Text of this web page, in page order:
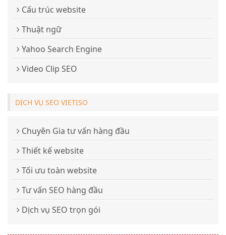
Cấu trúc website
Thuật ngữ
Yahoo Search Engine
Video Clip SEO
DỊCH VỤ SEO VIETISO
Chuyên Gia tư vấn hàng đầu
Thiết kế website
Tối ưu toàn website
Tư vấn SEO hàng đầu
Dịch vụ SEO trọn gói